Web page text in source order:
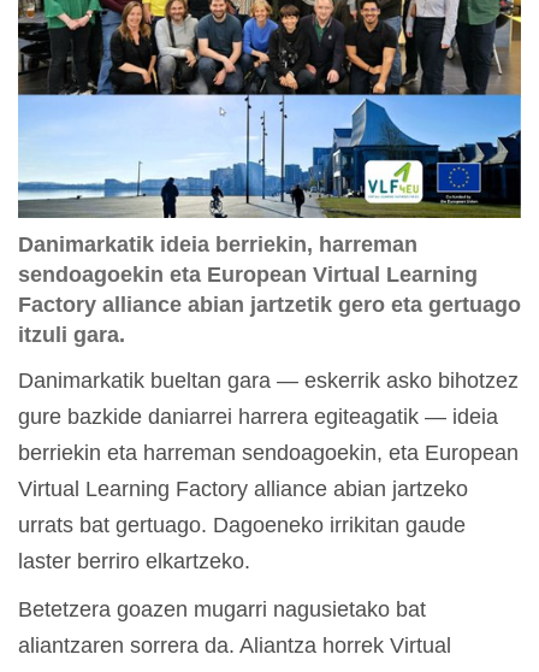
Danimarkatik ideia berriekin, harreman
sendoagoekin eta European Virtual Learning
Factory alliance abian jartzetik gero eta gertuago
itzuli gara.
Danimarkatik bueltan gara — eskerrik asko bihotzez
gure bazkide daniarrei harrera egiteagatik — ideia
berriekin eta harreman sendoagoekin, eta European
Virtual Learning Factory alliance abian jartzeko
urrats bat gertuago. Dagoeneko irrikitan gaude
laster berriro elkartzeko.
Betetzera goazen mugarri nagusietako bat
aliantzaren sorrera da. Aliantza horrek Virtual